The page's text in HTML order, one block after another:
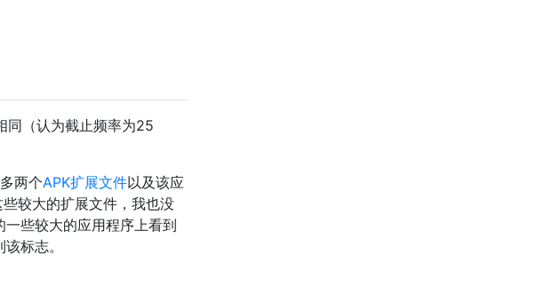
同（认为截止频率为25
两个APK扩展文件以及该应
较大的扩展文件，我也没
些较大的应用程序上看到
标志。